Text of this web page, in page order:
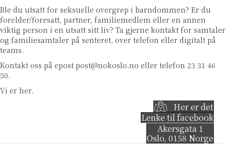
Ble du utsatt for seksuelle overgrep i barndommen? Er du
forelder/foresatt, partner, familiemedlem eller en annen
viktig person i en utsatt sitt liv? Ta gjerne kontakt for samtaler
og familiesamtaler på senteret, over telefon eller digitalt på
teams.
Kontakt oss på epost post@nokoslo.no eller telefon 23 31 46
50.
Vi er her.
Her er det
Lenke til facebook
Akersgata 1
Oslo, 0158 Norge